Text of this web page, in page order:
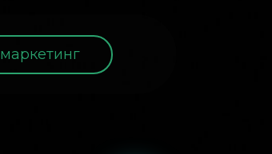
маркетинг